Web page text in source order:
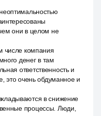
они в целом не
числе компания
денег в там
ответственность и
это очень обдуманное и
в снижение
процессы. Люди,